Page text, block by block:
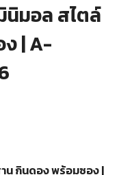
นิมอล สไตล์
| A-
น กินดอง พร้อมซอง |